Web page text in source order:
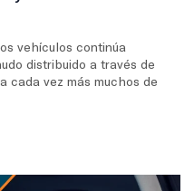
vehículos continúa
distribuido a través de
cada vez más muchos de